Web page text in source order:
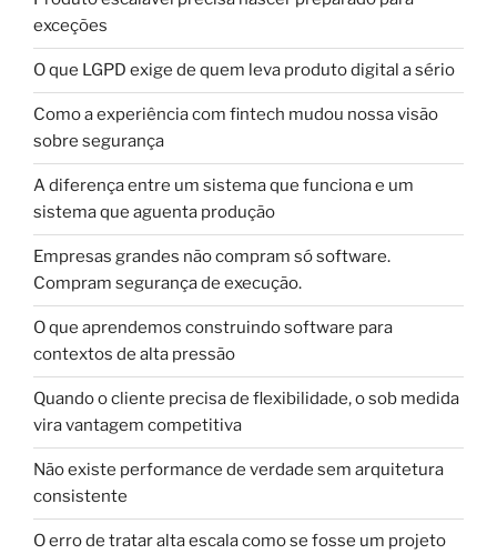
exceções
O que LGPD exige de quem leva produto digital a sério
Como a experiência com fintech mudou nossa visão
sobre segurança
A diferença entre um sistema que funciona e um
sistema que aguenta produção
Empresas grandes não compram só software.
Compram segurança de execução.
O que aprendemos construindo software para
contextos de alta pressão
Quando o cliente precisa de flexibilidade, o sob medida
vira vantagem competitiva
Não existe performance de verdade sem arquitetura
consistente
O erro de tratar alta escala como se fosse um projeto